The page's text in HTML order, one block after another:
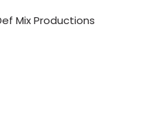
Mix Productions